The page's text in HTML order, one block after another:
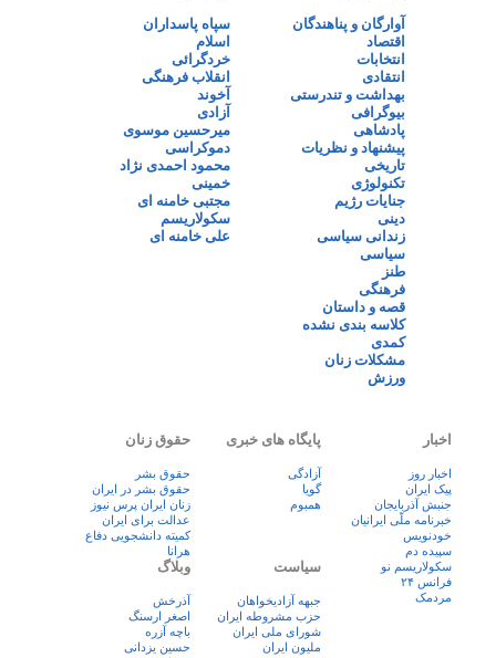
آوارگان و پناهندگان
اقتصاد
انتخابات
انتقادی
بهداشت و تندرستی
بیوگرافی
پادشاهی
پیشنهاد و نظریات
تاریخی
تکنولوژی
جنایات رژیم
دینی
زندانی سیاسی
سیاسی
طنز
فرهنگی
قصه و داستان
کلاسه بندی نشده
کمدی
مشکلات زنان
ورزش
سپاه پاسداران
اسلام
خردگرائی
انقلاب فرهنگی
آخوند
آزادی
میرحسین موسوی
دموکراسی
محمود احمدی نژاد
خمینی
مجتبی خامنه ای
سکولاریسم
علی خامنه ای
اخبار
اخبار روز
پيک ايران
جنبش آذربایجان
خبرنامه ملّی ایرانیان
خودنویس
سپیده دم
سکولاریسم نو
فرانس ۲۴
مردمک
پایگاه های خبری
آزادگی
گویا
همبوم
حقوق زنان
حقوق بشر
حقوق بشر در ایران
زنان ايران پرس نيوز
عدالت برای ایران
کمیته دانشجویی دفاع
هرانا
سیاست
جبهه آزادیخواهان
حزب مشروطه ایران
شورای ملی ایران
ملیون ایران
وبلاگ
آذرخش
اصغر ارسنگ
باچه آزره
حسین یزدانی